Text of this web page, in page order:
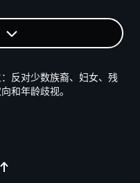
反对少数族裔、妇女、残
和年龄歧视。